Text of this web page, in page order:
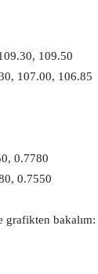
109.50
107.00, 106.85
0.7780
0.7550
grafikten bakalım: